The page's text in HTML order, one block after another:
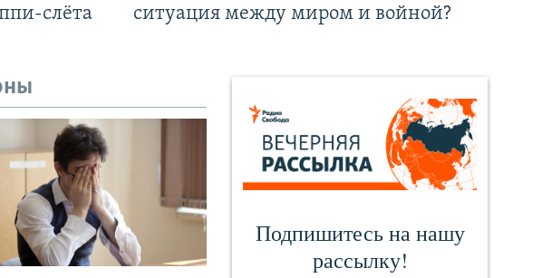
слёта
ситуация между миром и войной?